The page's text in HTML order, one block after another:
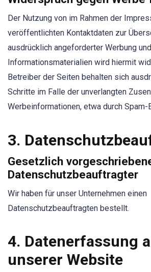
Der Nutzung von im Rahmen der
veröffentlichten Kontaktdaten zur
ausdrücklich angeforderter Werbung und
Informationsmaterialien wird hiermit
Betreiber der Seiten behalten sich
Schritte im Falle der unverlangten
Werbeinformationen, etwa durch Spam-
3.
Gesetzlich
Datenschutzbeauftragter
Wir haben für unser Unternehmen einen
Datenschutzbeauftragten bestellt.
4. Datenerfassung
unserer Website